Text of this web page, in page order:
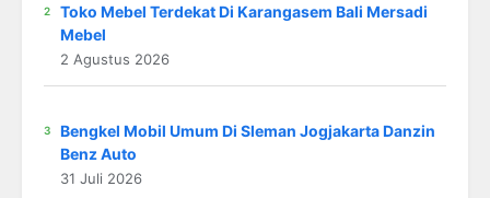
Toko Mebel Terdekat Di Karangasem Bali Mersadi
Mebel
2 Agustus 2026
Bengkel Mobil Umum Di Sleman Jogjakarta Danzin
Benz Auto
31 Juli 2026